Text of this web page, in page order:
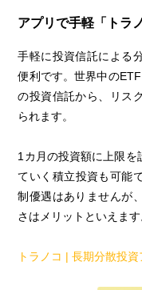
アプリで手軽「トラ
手軽に投資信託による
便利です。世界中の
の投資信託から、リス
られます。
1カ月の投資額に上限を
ていく積立投資も可能
制優遇はありませんが
さはメリットといえます
トラノコ | 長期分散投資